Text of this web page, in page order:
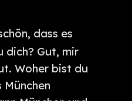
dass es
dich? Gut, mir
Woher bist du